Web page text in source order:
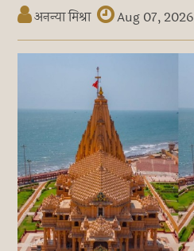
अनन्या मिश्रा Aug 07, 2026